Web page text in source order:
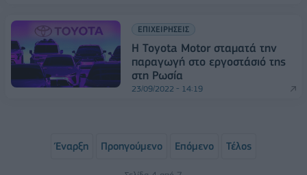
ΕΠΙΧΕΙΡΗΣΕΙΣ
Η Toyota Motor σταματά την
παραγωγή στο εργοστάσιό της
στη Ρωσία
23/09/2022 - 14:19
Έναρξη Προηγούμενο Επόμενο Τέλος